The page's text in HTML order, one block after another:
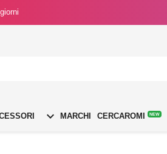
 MARCHI CERCAROMI NEW